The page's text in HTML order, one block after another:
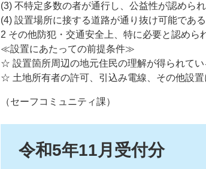
(3) 不特定多数の者が通行し、公益性が認めら
(4) 設置場所に接する道路が通り抜け可能であ
2 その他防犯・交通安全上、特に必要と認めら
≪設置にあたっての前提条件≫
☆ 設置箇所周辺の地元住民の理解が得られてい
☆ 土地所有者の許可、引込み電線、その他設
（セーフコミュニティ課）​​
令和5年11月受付分